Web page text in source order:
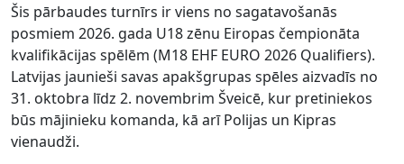
Šis pārbaudes turnīrs ir viens no sagatavošanās
posmiem 2026. gada U18 zēnu Eiropas čempionāta
kvalifikācijas spēlēm (M18 EHF EURO 2026 Qualifiers).
Latvijas jaunieši savas apakšgrupas spēles aizvadīs no
31. oktobra līdz 2. novembrim Šveicē, kur pretiniekos
būs mājinieku komanda, kā arī Polijas un Kipras
vienaudži.